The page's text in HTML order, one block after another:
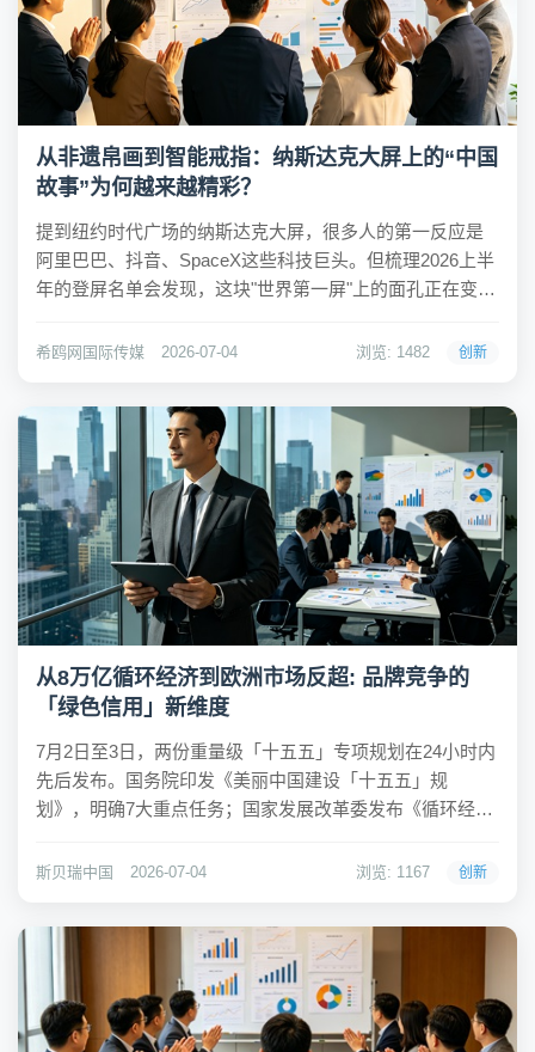
从非遗帛画到智能戒指：纳斯达克大屏上的“中国
故事”为何越来越精彩？
提到纽约时代广场的纳斯达克大屏，很多人的第一反应是
阿里巴巴、抖音、SpaceX这些科技巨头。但梳理2026上半
年的登屏名单会发现，这块"世界第一屏"上的面孔正在变得
高校校庆……纳斯达克大屏的品牌叙事正在被重新定义。
希鸥网国际传媒 2026-07-04 浏览: 1482 创新
从8万亿循环经济到欧洲市场反超: 品牌竞争的
「绿色信用」新维度
7月2日至3日，两份重量级「十五五」专项规划在24小时内
先后发布。国务院印发《美丽中国建设「十五五」规
划》，明确7大重点任务；国家发展改革委发布《循环经济
优化产业布局、将算力设施纳入循环利用体系三大新举
斯贝瑞中国 2026-07-04 浏览: 1167 创新